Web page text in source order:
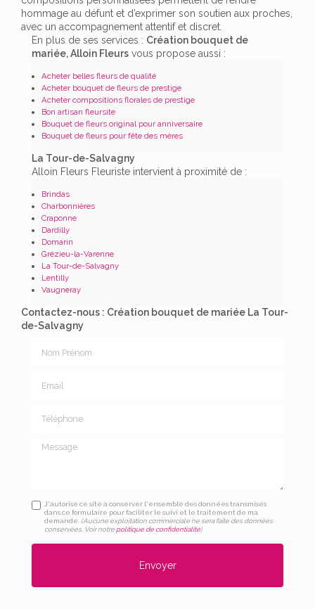
hommage au défunt et d’exprimer son soutien aux proches,
avec un accompagnement attentif et discret.
En plus de ses services : Création bouquet de
mariée, Alloin Fleurs vous propose aussi :
Acheter belles fleurs de qualité
Acheter bouquet de fleurs de prestige
Acheter compositions florales de prestige
Bon artisan fleursite
Bouquet de fleurs original pour anniversaire
Bouquet de fleurs pour fête des mères
La Tour-de-Salvagny
Alloin Fleurs Fleuriste intervient à proximité de :
Brindas
Charbonnières
Craponne
Dardilly
Domarin
Grézieu-la-Varenne
La Tour-de-Salvagny
Lentilly
Vaugneray
Contactez-nous : Création bouquet de mariée La Tour-
de-Salvagny
Message
J'autorise ce site à conserver l'ensemble des données transmises
dans ce formulaire pour faciliter le suivi et le traitement de ma
demande. (Aucune exploitation commerciale ne sera faite des données
conservées. Voir notre politique de confidentialité)